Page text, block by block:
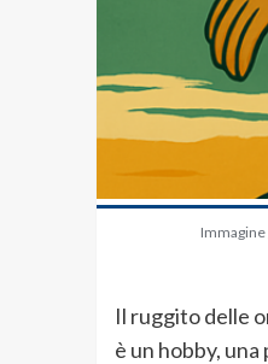
Il ruggito delle
è un hobby,